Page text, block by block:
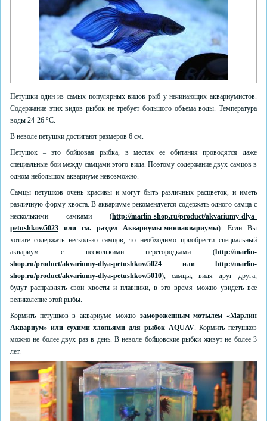
Петушки один из самых популярных видов рыб у начинающих аквариумистов.
Содержание этих видов рыбок не требует большого объема воды. Температура
воды 24-26 °C.
В неволе петушки достигают размеров 6 см.
Петушок – это бойцовая рыбка, в местах ее обитания проводятся даже
специальные бои между самцами этого вида. Поэтому содержание двух самцов в
одном небольшом аквариуме невозможно.
Самцы петушков очень красивы и могут быть различных расцветок, и иметь
различную форму хвоста. В аквариуме рекомендуется содержать одного самца с
несколькими самками (http://marlin-shop.ru/product/akvariumy-dlya-
petushkov/5023 или см. раздел Аквариумы-миниаквариумы). Если Вы
хотите содержать несколько самцов, то необходимо приобрести специальный
аквариум с несколькими перегородками (http://marlin-
shop.ru/product/akvariumy-dlya-petushkov/5024 или http://marlin-
shop.ru/product/akvariumy-dlya-petushkov/5010), самцы, видя друг друга,
будут расправлять свои хвосты и плавники, в это время можно увидеть все
великолепие этой рыбы.
Кормить петушков в аквариуме можно замороженным мотылем «Марлин
Аквариум» или сухими хлопьями для рыбок AQUAV. Кормить петушков
можно не более двух раз в день. В неволе бойцовские рыбки живут не более 3
лет.